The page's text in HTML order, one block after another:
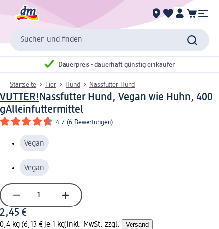
Suchen und finden
Dauerpreis - dauerhaft günstig einkaufen
Startseite Tier Hund Nassfutter Hund
VUTTER!Nassfutter Hund, Vegan wie Huhn, 400
gAlleinfuttermittel
4.7 (6 Bewertungen)
Vegan
Vegan
2,45 €
0,4 kg (6,13 € je 1 kg)inkl. MwSt. zzgl. Versand